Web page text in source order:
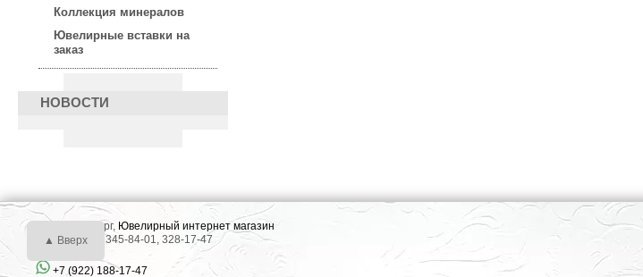
Коллекция минералов
Ювелирные вставки на
заказ
НОВОСТИ
г. Екатеринбург, Ювелирный интернет магазин
Тел.: +7 (343) 345-84-01, 328-17-47
+7 (922) 188-17-47
▲ Вверх